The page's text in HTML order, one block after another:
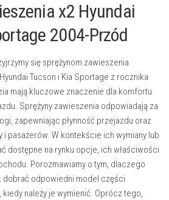
x2 Hyundai
2004-Przód
się sprężynom zawieszenia
Tucson i Kia Sportage z rocznika
mają kluczowe znaczenie dla komfortu
Sprężyny zawieszenia odpowiadają za
zapewniając płynność przejazdu oraz
pasażerów. W kontekście ich wymiany lub
dostępne na rynku opcje, ich właściwości
Porozmawiamy o tym, dlaczego
dobrać odpowiedni model części
kiedy należy je wymienić. Oprócz tego,